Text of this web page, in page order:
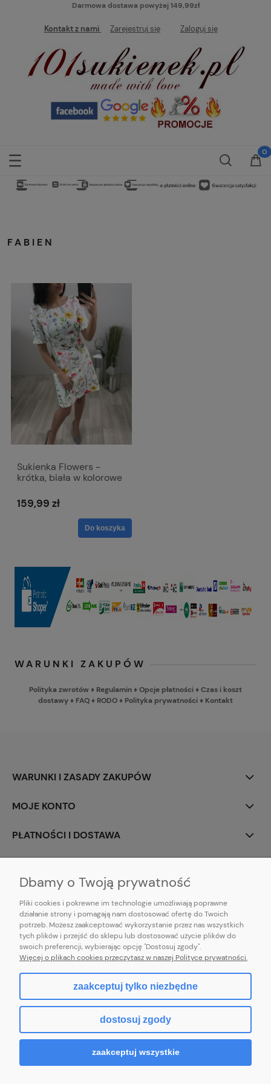
Darmowa dostawa powyżej 149,99zł
Kontakt z nami Zarejestruj się Zaloguj się
FABIEN
Sukienka Flowers -
krótka, biała w kolorowe
159,99 zł
Do koszyka
WARUNKI ZAKUPÓW
Polityka zwrotów ♦ Regulamin♦Opcje płatności♦Czas i koszt
dostawy♦ FAQ♦ RODO♦ Polityka prywatności♦ Kontakt
WARUNKI I ZASADY ZAKUPÓW
MOJE KONTO
PŁATNOŚCI I DOSTAWA
E-mail:pl101sukienek@gmail.com
101sukienek.pl
ul. Piotrkowska 317/11, Łódź 93-035, woj. łódzkie
pokaż pełną wersję strony
Sklep internetowy Shoper.pl
Dbamy o Twoją prywatność
Pliki cookies i pokrewne im technologie umożliwiają poprawne
działanie strony i pomagają nam dostosować ofertę do Twoich
potrzeb. Możesz zaakceptować wykorzystanie przez nas wszystkich
tych plików i przejść do sklepu lub dostosować użycie plików do
swoich preferencji, wybierając opcję "Dostosuj zgody".
Więcej o plikach cookies przeczytasz w naszej Polityce prywatności.
zaakceptuj tylko niezbędne
dostosuj zgody
zaakceptuj wszystkie